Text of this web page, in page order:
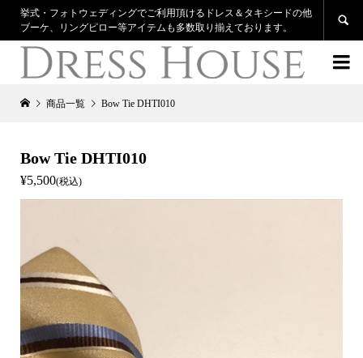
挙式・フォトウェディングでご利用頂けるドレス＆タキシードの他
ブーケ、リングピロー等アイテムも多数取り揃えております。


商品一覧 Bow Tie DHTI010
Bow Tie DHTI010
¥5,500(税込)